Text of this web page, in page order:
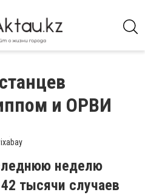
и ОРВИ
неделю
тысячи случаев